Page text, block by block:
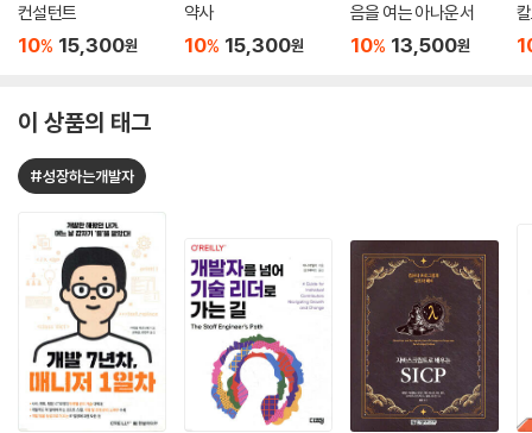
컨설턴트
10% 15,300원
약사
10% 15,300원
음을 여는 아나운서
10% 13,500원
이 상품의 태그
#성장하는개발자